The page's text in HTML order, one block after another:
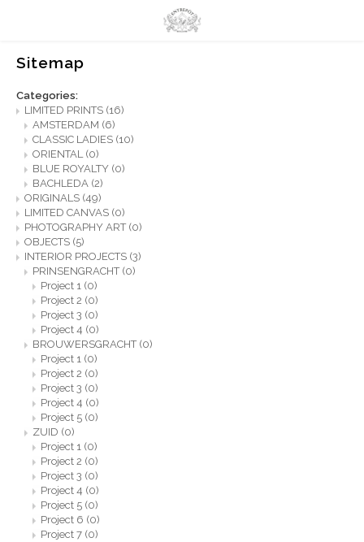
AMSTERDAM
CLASSIC LADIES
ORIENTAL
BLUE ROYALTY
BACHLEDA
Nederlands
English
Sitemap
Categories:
LIMITED PRINTS (16)
AMSTERDAM (6)
CLASSIC LADIES (10)
ORIENTAL (0)
BLUE ROYALTY (0)
BACHLEDA (2)
ORIGINALS (49)
LIMITED CANVAS (0)
PHOTOGRAPHY ART (0)
OBJECTS (5)
INTERIOR PROJECTS (3)
PRINSENGRACHT (0)
Project 1 (0)
Project 2 (0)
Project 3 (0)
Project 4 (0)
BROUWERSGRACHT (0)
Project 1 (0)
Project 2 (0)
Project 3 (0)
Project 4 (0)
Project 5 (0)
ZUID (0)
Project 1 (0)
Project 2 (0)
Project 3 (0)
Project 4 (0)
Project 5 (0)
Project 6 (0)
Project 7 (0)